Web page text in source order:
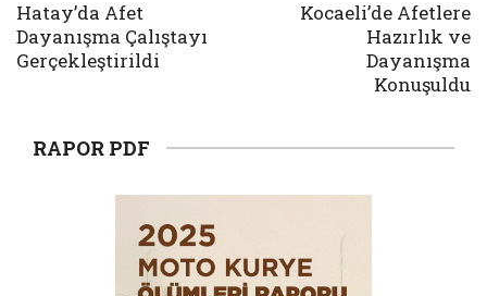
Hatay’da Afet
Dayanışma Çalıştayı
Gerçekleştirildi
Kocaeli’de Afetlere
Hazırlık ve
Dayanışma
Konuşuldu
RAPOR PDF